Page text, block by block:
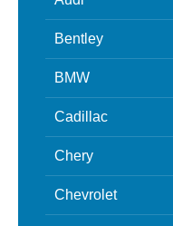
Bentley
BMW
Cadillac
Chery
Chevrolet